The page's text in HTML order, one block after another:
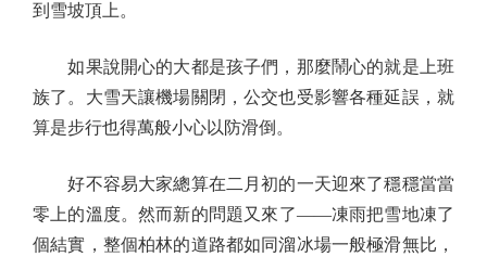
到雪坡頂上。
如果說開心的大都是孩子們，那麼鬧心的就是上班
族了。大雪天讓機場關閉，公交也受影響各種延誤，就
算是步行也得萬般小心以防滑倒。
好不容易大家總算在二月初的一天迎來了穩穩當當
零上的溫度。然而新的問題又來了——凍雨把雪地凍了
個結實，整個柏林的道路都如同溜冰場一般極滑無比，